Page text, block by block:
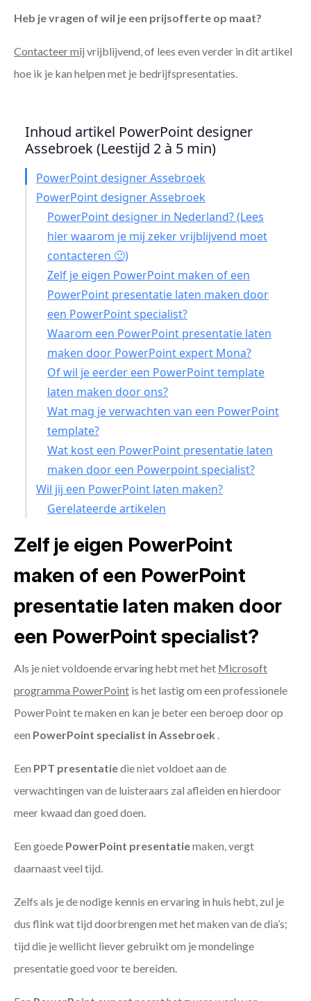
Heb je vragen of wil je een prijsofferte op maat?
Contacteer mij vrijblijvend, of lees even verder in dit artikel
hoe ik je kan helpen met je bedrijfspresentaties.
Inhoud artikel PowerPoint designer
Assebroek (Leestijd 2 à 5 min)
PowerPoint designer Assebroek
PowerPoint designer Assebroek
PowerPoint designer in Nederland? (Lees
hier waarom je mij zeker vrijblijvend moet
contacteren 🙂)
Zelf je eigen PowerPoint maken of een
PowerPoint presentatie laten maken door
een PowerPoint specialist?
Waarom een PowerPoint presentatie laten
maken door PowerPoint expert Mona?
Of wil je eerder een PowerPoint template
laten maken door ons?
Wat mag je verwachten van een PowerPoint
template?
Wat kost een PowerPoint presentatie laten
maken door een Powerpoint specialist?
Wil jij een PowerPoint laten maken?
Gerelateerde artikelen
Zelf je eigen PowerPoint
maken of een PowerPoint
presentatie laten maken door
een PowerPoint specialist?
Als je niet voldoende ervaring hebt met het Microsoft
programma PowerPoint is het lastig om een professionele
PowerPoint te maken en kan je beter een beroep door op
een PowerPoint specialist in Assebroek .
Een PPT presentatiedie niet voldoet aan de
verwachtingen van de luisteraars zal afleiden en hierdoor
meer kwaad dan goed doen.
Een goede PowerPoint presentatiemaken, vergt
daarnaast veel tijd.
Zelfs als je de nodige kennis en ervaring in huis hebt, zul je
dus flink wat tijd doorbrengen met het maken van de dia’s;
tijd die je wellicht liever gebruikt om je mondelinge
presentatie goed voor te bereiden.